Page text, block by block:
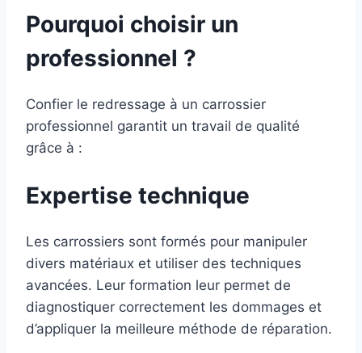
Pourquoi choisir un
professionnel ?
Confier le redressage à un carrossier
professionnel garantit un travail de qualité
grâce à :
Expertise technique
Les carrossiers sont formés pour manipuler
divers matériaux et utiliser des techniques
avancées. Leur formation leur permet de
diagnostiquer correctement les dommages et
d’appliquer la meilleure méthode de réparation.